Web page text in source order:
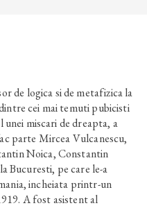
de logica si de metafizica la
cei mai temuti pubicisti
unei miscari de dreapta, a
parte Mircea Vulcanescu,
Noica, Constantin
Bucuresti, pe care le-a
incheiata printr-un
A fost asistent al